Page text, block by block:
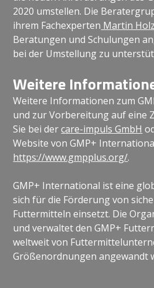
2020 umstellen. Die
ihrem Fachexperten Martin
Beratungen und Schulungen
bei der Umstellung zu
Weitere
Weitere Informationen zum
und zur Vorbereitung auf eine
Sie bei dercare-impuls GmbH
Website von GMP+
https://www.gmpplus.org/.
GMP+ International ist eine
sich für die Förderung von
Futtermitteln einsetzt. Die
und verwaltet den GMP+
weltweit von
Größenordnungen angewandt